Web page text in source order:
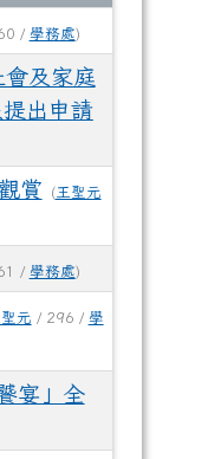
/ 學務處)
及家庭
出申請
賞 (王聖元
/ 學務處)
元 / 296 / 學
宴」全